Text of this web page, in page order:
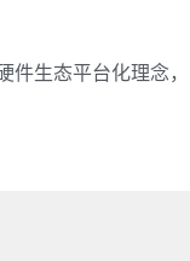
生态平台化理念，